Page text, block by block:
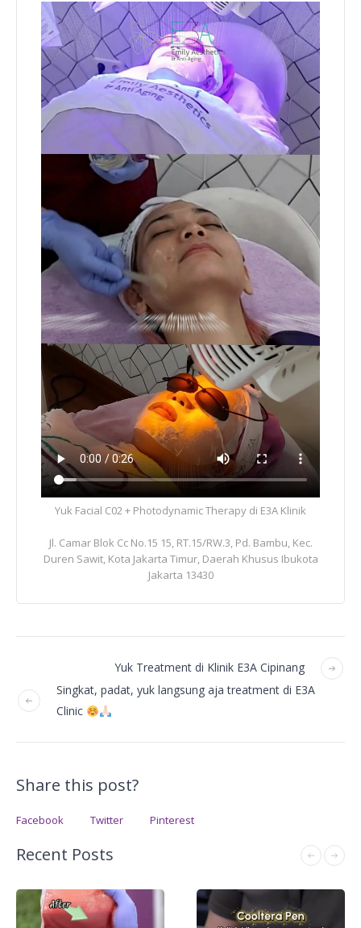
Yuk Facial C02 + Photodynamic Therapy di E3A Klinik
Jl. Camar Blok Cc No.15 15, RT.15/RW.3, Pd. Bambu, Kec.
Duren Sawit, Kota Jakarta Timur, Daerah Khusus Ibukota
Jakarta 13430
Yuk Treatment di Klinik E3A Cipinang
Singkat, padat, yuk langsung aja treatment di E3A
Clinic
Share this post?
Facebook Twitter Pinterest
Recent Posts